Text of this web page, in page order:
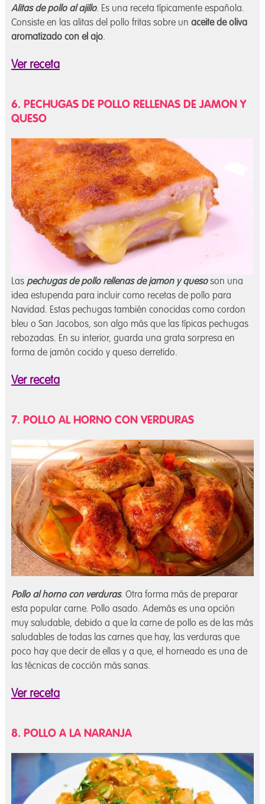
Alitas de pollo al ajillo. Es una receta típicamente española.
Consiste en las alitas del pollo fritas sobre un aceite de oliva
aromatizado con el ajo.
Ver receta
6. PECHUGAS DE POLLO RELLENAS DE JAMON Y
QUESO
Las pechugas de pollo rellenas de jamon y quesoson una
idea estupenda para incluir como recetas de pollo para
Navidad. Estas pechugas también conocidas como cordon
bleu o San Jacobos, son algo más que las típicas pechugas
rebozadas. En su interior, guarda una grata sorpresa en
forma de jamón cocido y queso derretido.
Ver receta
7. POLLO AL HORNO CON VERDURAS
Pollo al horno con verduras. Otra forma más de preparar
esta popular carne. Pollo asado. Además es una opción
muy saludable, debido a que la carne de pollo es de las más
saludables de todas las carnes que hay, las verduras que
poco hay que decir de ellas y a que, el horneado es una de
las técnicas de cocción más sanas.
Ver receta
8. POLLO A LA NARANJA